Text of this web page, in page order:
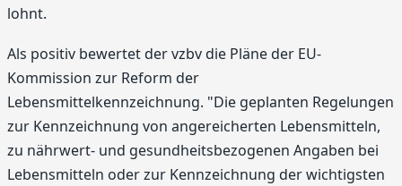
lohnt.
Als positiv bewertet der vzbv die Pläne der EU-
Kommission zur Reform der
Lebensmittelkennzeichnung. "Die geplanten Regelungen
zur Kennzeichnung von angereicherten Lebensmitteln,
zu nährwert- und gesundheitsbezogenen Angaben bei
Lebensmitteln oder zur Kennzeichnung der wichtigsten